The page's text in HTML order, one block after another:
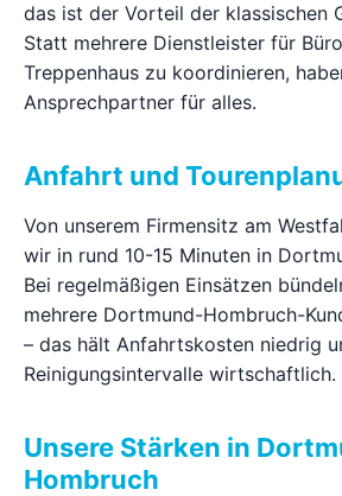
das ist der Vorteil der klassischen
Statt mehrere Dienstleister für
Treppenhaus zu koordinieren,
Ansprechpartner für alles.
Anfahrt und
Von unserem Firmensitz am
wir in rund 10-15 Minuten in
Bei regelmäßigen Einsätzen
mehrere Dortmund-Hombruch-
– das hält Anfahrtskosten niedrig
Reinigungsintervalle wirtschaftlich.
Unsere Stärken in
Hombruch